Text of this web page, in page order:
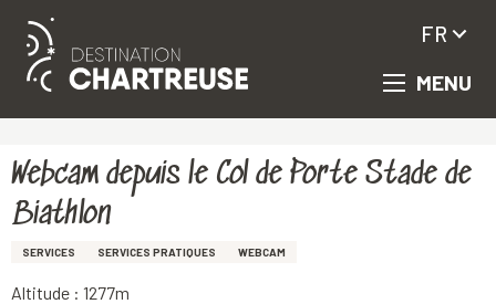
Aller
principal
MENU
FR
Webcam depuis le Col de Porte Stade de
Biathlon
SERVICES SERVICES PRATIQUES WEBCAM
Altitude : 1277m